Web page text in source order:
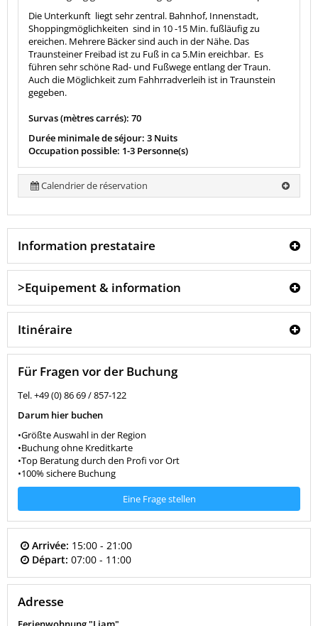
Die Unterkunft liegt sehr zentral. Bahnhof, Innenstadt,
Shoppingmöglichkeiten sind in 10 -15 Min. fußläufig zu
ereichen. Mehrere Bäcker sind auch in der Nähe. Das
Traunsteiner Freibad ist zu Fuß in ca 5.Min ereichbar. Es
führen sehr schöne Rad- und Fußwege entlang der Traun.
Auch die Möglichkeit zum Fahhrradverleih ist in Traunstein
gegeben.
Survas (mètres carrés): 70
Durée minimale de séjour: 3 Nuits
Occupation possible: 1-3 Personne(s)
Calendrier de réservation
Information prestataire
>Equipement & information
Itinéraire
Für Fragen vor der Buchung
Tel. +49 (0) 86 69 / 857-122
Darum hier buchen
•Größte Auswahl in der Region
•Buchung ohne Kreditkarte
•Top Beratung durch den Profi vor Ort
•100% sichere Buchung
Eine Frage stellen
Arrivée: 15:00 - 21:00
Départ: 07:00 - 11:00
Adresse